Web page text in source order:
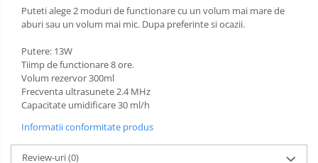
Puteti alege 2 moduri de functionare cu un volum mai mare de
aburi sau un volum mai mic. Dupa preferinte si ocazii.
Putere: 13W
Tiimp de functionare 8 ore.
Volum rezervor 300ml
Frecventa ultrasunete 2.4 MHz
Capacitate umidificare 30 ml/h
Informatii conformitate produs
Review-uri(0)